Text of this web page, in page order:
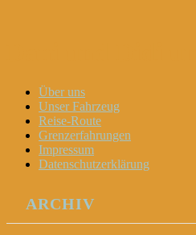
Menu
Widgets
Search
Skip
content
Über uns
Unser Fahrzeug
Reise-Route
Grenzerfahrungen
Impressum
Datenschutzerklärung
ARCHIV